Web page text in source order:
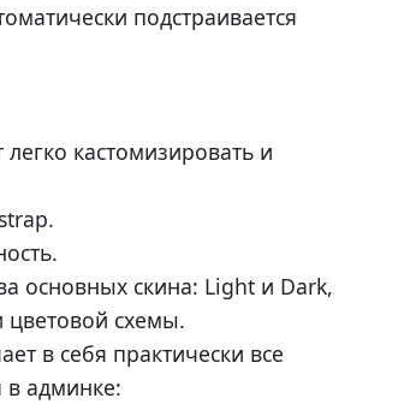
подстраивается
кастомизировать и
основных скина: Light и Dark,
цветовой схемы.
в себя практически все
админке: